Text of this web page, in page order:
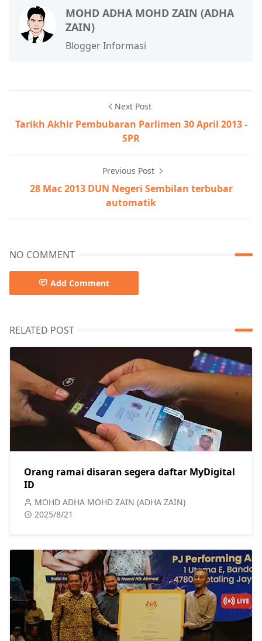
MOHD ADHA MOHD ZAIN (ADHA
ZAIN)
Blogger Informasi
Next Post
Tarikh Akhir Pembubaran Parlimen 30 April 2013 -
SPR
Previous Post
28 Mac 2013 DUN Negeri Sembilan terbubar
automatik
NO COMMENT
Add Comment
RELATED POST
Orang ramai disaran segera daftar MyDigital
ID
MOHD ADHA MOHD ZAIN (ADHA ZAIN)
2025/8/21